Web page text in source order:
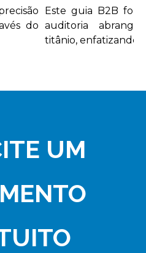
do
Este guia B2B
auditoria
titânio, enfatizando a...
UM